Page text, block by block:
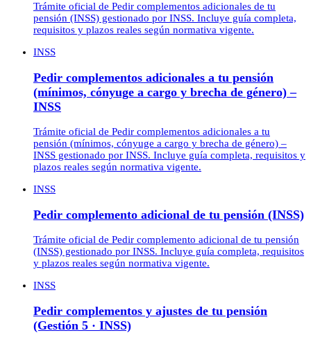
Trámite oficial de Pedir complementos adicionales de tu
pensión (INSS) gestionado por INSS. Incluye guía completa,
requisitos y plazos reales según normativa vigente.
INSS
Pedir complementos adicionales a tu pensión
(mínimos, cónyuge a cargo y brecha de género) –
INSS
Trámite oficial de Pedir complementos adicionales a tu
pensión (mínimos, cónyuge a cargo y brecha de género) –
INSS gestionado por INSS. Incluye guía completa, requisitos y
plazos reales según normativa vigente.
INSS
Pedir complemento adicional de tu pensión (INSS)
Trámite oficial de Pedir complemento adicional de tu pensión
(INSS) gestionado por INSS. Incluye guía completa, requisitos
y plazos reales según normativa vigente.
INSS
Pedir complementos y ajustes de tu pensión
(Gestión 5 · INSS)